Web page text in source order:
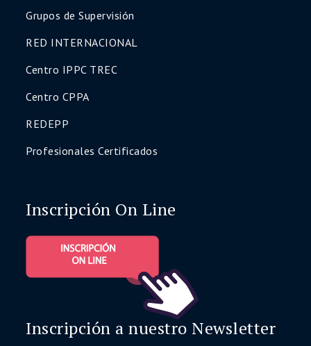
Grupos de Supervisión
RED INTERNACIONAL
Centro IPPC TREC
Centro CPPA
REDEPP
Profesionales Certificados
Inscripción On Line
Inscripción a nuestro Newsletter